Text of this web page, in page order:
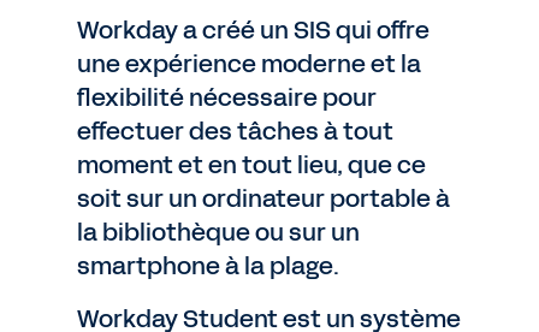
Workday a créé un SIS qui offre
une expérience moderne et la
flexibilité nécessaire pour
effectuer des tâches à tout
moment et en tout lieu, que ce
soit sur un ordinateur portable à
la bibliothèque ou sur un
smartphone à la plage.
Workday Student est un système